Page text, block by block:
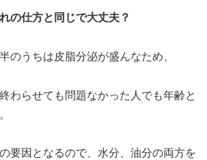
の仕方と同じで大丈夫？
のうちは皮脂分泌が盛んなため、
わらせても問題なかった人でも年齢と
要因となるので、水分、油分の両方を